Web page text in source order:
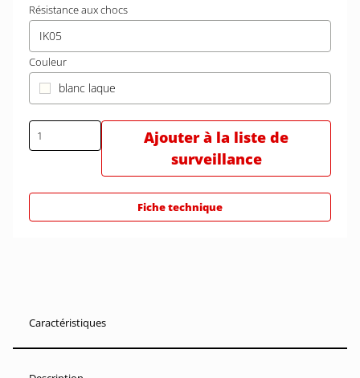
Résistance aux chocs
IK05
Couleur
blanc laque
Ajouter à la liste de
surveillance
Fiche technique
Caractéristiques